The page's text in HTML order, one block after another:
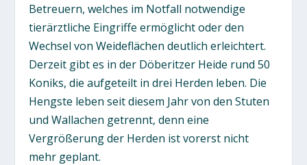
Betreuern, welches im Notfall notwendige
tierärztliche Eingriffe ermöglicht oder den
Wechsel von Weideflächen deutlich erleichtert.
Derzeit gibt es in der Döberitzer Heide rund 50
Koniks, die aufgeteilt in drei Herden leben. Die
Hengste leben seit diesem Jahr von den Stuten
und Wallachen getrennt, denn eine
Vergrößerung der Herden ist vorerst nicht
mehr geplant.